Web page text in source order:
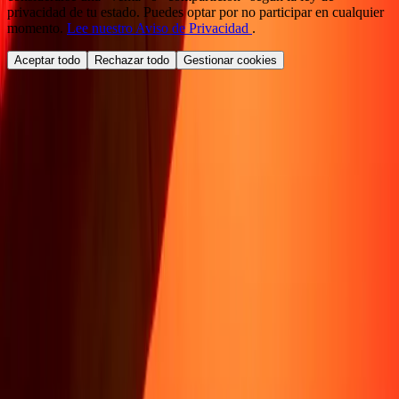
privacidad de tu estado. Puedes optar por no participar en cualquier
momento. Lee nuestro Aviso de Privacidad .
Aceptar todo Rechazar todo Gestionar cookies